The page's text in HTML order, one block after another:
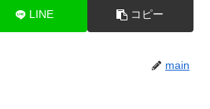
LINE コピー
main